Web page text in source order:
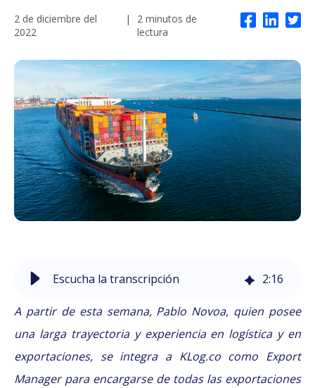
2 de diciembre del
2022
|
2 minutos de
lectura
Escucha la transcripción 2:16
A partir de esta semana, Pablo Novoa, quien posee
una larga trayectoria y experiencia en logística y en
exportaciones, se integra a KLog.co como Export
Manager para encargarse de todas las exportaciones